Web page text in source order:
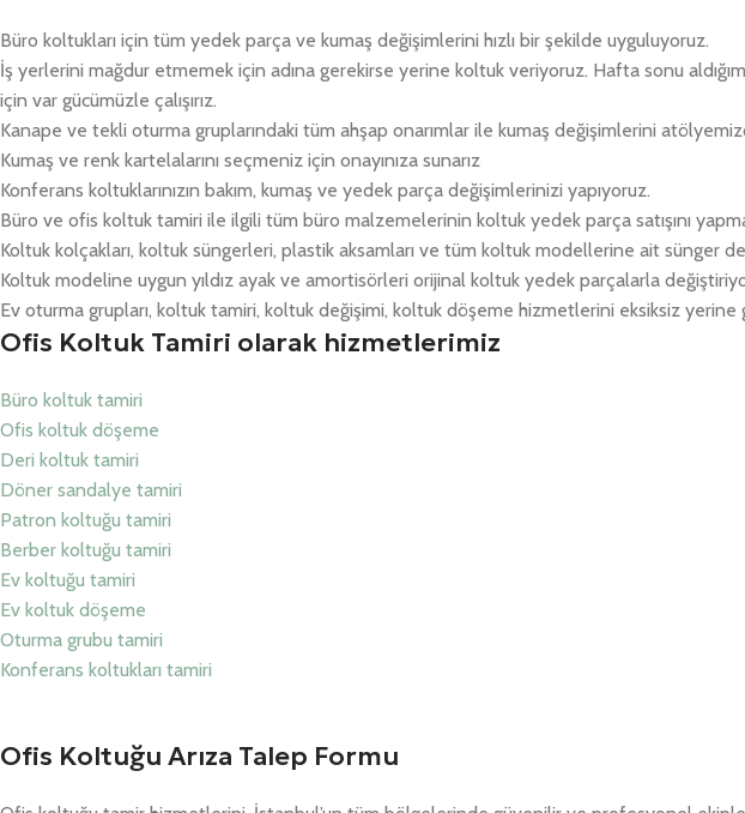
Büro koltukları için tüm yedek parça ve kumaş değişimlerini hızlı bir şekilde uyguluyoruz.
İş yerlerini mağdur etmemek için adına gerekirse yerine koltuk veriyoruz. Hafta sonu
için var gücümüzle çalışırız.
Kanape ve tekli oturma gruplarındaki tüm ahşap onarımlar ile kumaş değişimlerini
Kumaş ve renk kartelalarını seçmeniz için onayınıza sunarız
Konferans koltuklarınızın bakım, kumaş ve yedek parça değişimlerinizi yapıyoruz.
Büro ve ofis koltuk tamiri ile ilgili tüm büro malzemelerinin koltuk yedek parça satışını
Koltuk kolçakları, koltuk süngerleri, plastik aksamları ve tüm koltuk modellerine ait sünger
Koltuk modeline uygun yıldız ayak ve amortisörleri orijinal koltuk yedek parçalarla
Ev oturma grupları, koltuk tamiri, koltuk değişimi, koltuk döşeme hizmetlerini eksiksiz yerine
Ofis Koltuk Tamiri olarak hizmetlerimiz
Büro koltuk tamiri
Ofis koltuk döşeme
Deri koltuk tamiri
Döner sandalye tamiri
Patron koltuğu tamiri
Berber koltuğu tamiri
Ev koltuğu tamiri
Ev koltuk döşeme
Oturma grubu tamiri
Konferans koltukları tamiri
Ofis Koltuğu Arıza Talep Formu